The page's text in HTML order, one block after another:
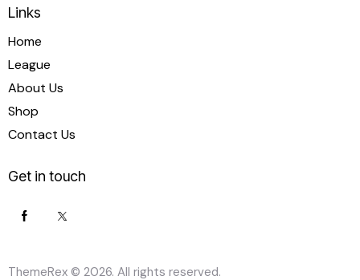
Links
Home
League
About Us
Shop
Contact Us
Get in touch
ThemeRex © 2026. All rights reserved.